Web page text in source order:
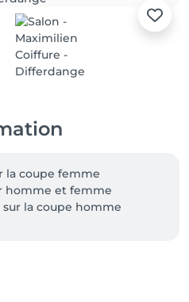
la coupe femme
homme et femme
la coupe homme